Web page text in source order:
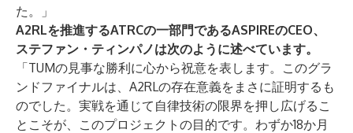
た。」
A2RLを推進するATRCの一部門であるASPIREのCEO、
ステファン・ティンパノは次のように述べています。
「TUMの見事な勝利に心から祝意を表します。このグラ
ンドファイナルは、A2RLの存在意義をまさに証明するも
のでした。実戦を通じて自律技術の限界を押し広げるこ
とこそが、このプロジェクトの目的です。わずか18か月